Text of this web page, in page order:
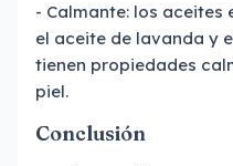
- Calmante: los aceites
el aceite de lavanda y
tienen propiedades
piel.
Conclusión